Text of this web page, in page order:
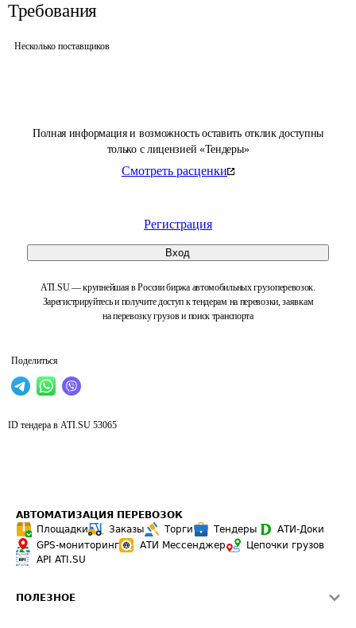
Полная информация и возможность оставить отклик доступны
только с лицензией «Тендеры»
Смотреть расценки
Регистрация
Вход
ATI.SU — крупнейшая в России биржа автомобильных грузоперевозок.
Зарегистрируйтесь и получите доступ к тендерам на перевозки, заявкам
на перевозку грузов и поиск транспорта
Поделиться
Требования
Несколько поставщиков
ID тендера в ATI.SU 53065
АВТОМАТИЗАЦИЯ ПЕРЕВОЗОК
Площадки
Заказы Торги Тендеры
АТИ-Доки
GPS-мониторинг
АТИ Мессенджер
Цепочки грузов
API ATI.SU
ПОЛЕЗНОЕ